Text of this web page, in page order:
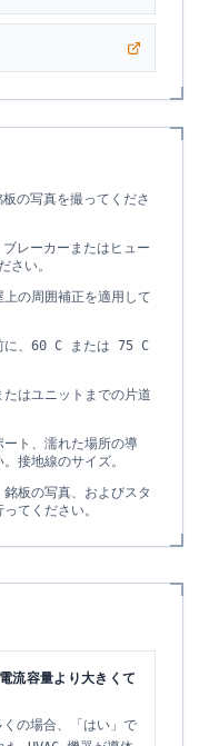
の写真を撮ってくださ
レーカーまたはヒュー
さい。
の周囲補正を適用して
に、60 C または 75 C
はユニットまでの片道
ト、濡れた場所の導
接地線のサイズ。
板の写真、およびスタ
てください。
流容量より大きくて
の場合、「はい」で